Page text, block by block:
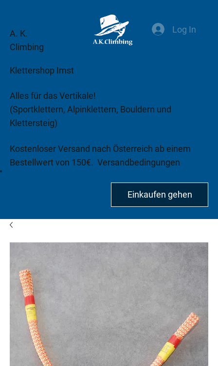
A. K.
Climbing
Klettershop Imst
Alles für das Vertikale!
(Sportklettern, Alpinklettern, Bouldern und
Klettersteig)
Kostenloser Versand nach Österreich ab einem
Bestellwert von 150€. Versandbedingungen
Log In
Einkaufen gehen